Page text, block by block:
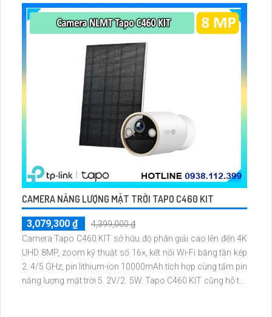
dễ lắp đặt cho gia đình và văn phòng nhỏ.
CAMERA NĂNG LƯỢNG MẶT TRỜI TAPO C460 KIT
3,079,300 ₫
4,399,000 ₫
Camera Tapo C460 KIT sở hữu độ phân giải cao lên đến 4K
UHD 8MP, zoom kỹ thuật số 16×, kết nối Wi-Fi băng tần kép
2. 4/5 GHz, pin lithium-ion 10000mAh tích hợp cùng tấm pin
năng lượng mặt trời 5. 2V/2. 5W. Tapo C460 KIT cũng hỗ trợ